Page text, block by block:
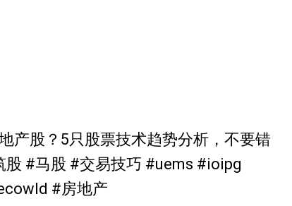
产股？5只股票技术趋势分析，不要错
#马股 #交易技巧 #uems #ioipg
#房地产